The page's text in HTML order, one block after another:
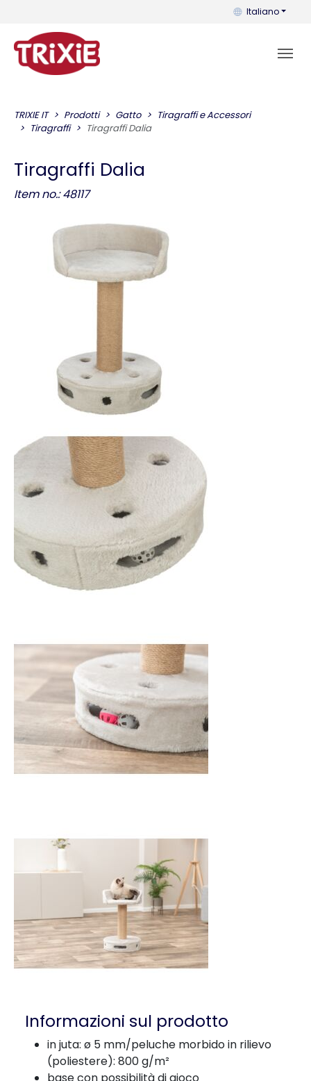
Puoi cambiare
Italiano
TRIXIE IT Prodotti Gatto
Tiragraffi e Accessori
Tiragraffi
Tiragraffi Dalia
Tiragraffi Dalia
Item no.: 48117
Informazioni sul prodotto
in juta: ø 5 mm/peluche morbido in rilievo
(poliestere): 800 g/m²